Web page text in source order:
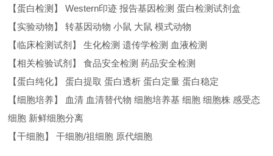
【蛋白检测】 Western印迹 报告基因检测 蛋白检测试剂盒
【实验动物】 转基因动物 小鼠 大鼠 模式动物
【临床检测试剂】 生化检测 遗传学检测 血液检测
【相关检验试剂】 食品安全检测 药品安全检测
【蛋白纯化】 蛋白提取 蛋白透析 蛋白定量 蛋白稳定
【细胞培养】 血清 血清替代物 细胞培养基 细胞 细胞株 感受态
细胞 新鲜细胞分离
【干细胞】 干细胞/祖细胞 原代细胞